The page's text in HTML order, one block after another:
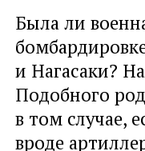
Была ли
и Нагасаки?
Подобного
в том случае,
вроде